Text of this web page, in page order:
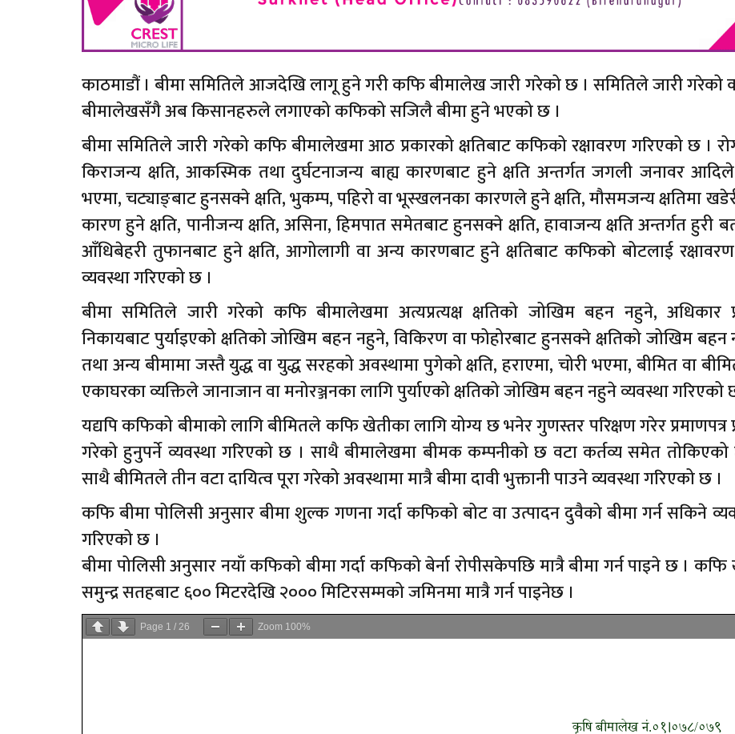
काठमाडौं । बीमा समितिले आजदेखि लागू हुने गरी कफि बीमालेख जारी गरेको छ । समितिले जारी गरेको
बीमालेखसँगै अब किसानहरुले लगाएको कफिको सजिलै बीमा हुने भएको छ ।
बीमा समितिले जारी गरेको कफि बीमालेखमा आठ प्रकारको क्षतिबाट कफिको रक्षावरण गरिएको छ ।
किराजन्य क्षति, आकस्मिक तथा दुर्घटनाजन्य बाह्य कारणबाट हुने क्षति अन्तर्गत जगली जनावर आदिले
भएमा, चट्याङ्बाट हुनसक्ने क्षति, भुकम्प, पहिरो वा भूस्खलनका कारणले हुने क्षति, मौसमजन्य क्षतिमा
कारण हुने क्षति, पानीजन्य क्षति, असिना, हिमपात समेतबाट हुनसक्ने क्षति, हावाजन्य क्षति अन्तर्गत हुरी
आँधिबेहरी तुफानबाट हुने क्षति, आगोलागी वा अन्य कारणबाट हुने क्षतिबाट कफिको बोटलाई रक्षावरण
व्यवस्था गरिएको छ ।
बीमा समितिले जारी गरेको कफि बीमालेखमा अत्यप्रत्यक्ष क्षतिको जोखिम बहन नहुने, अधिकार
निकायबाट पुर्याइएको क्षतिको जोखिम बहन नहुने, विकिरण वा फोहोरबाट हुनसक्ने क्षतिको जोखिम
तथा अन्य बीमामा जस्तै युद्ध वा युद्ध सरहको अवस्थामा पुगेको क्षति, हराएमा, चोरी भएमा, बीमित वा
एकाघरका व्यक्तिले जानाजान वा मनोरञ्जनका लागि पुर्याएको क्षतिको जोखिम बहन नहुने व्यवस्था गरिएको
यद्यपि कफिको बीमाको लागि बीमितले कफि खेतीका लागि योग्य छ भनेर गुणस्तर परिक्षण गरेर प्रमाणपत्र
गरेको हुनुपर्ने व्यवस्था गरिएको छ । साथै बीमालेखमा बीमक कम्पनीको छ वटा कर्तव्य समेत
साथै बीमितले तीन वटा दायित्व पूरा गरेको अवस्थामा मात्रै बीमा दावी भुक्तानी पाउने व्यवस्था गरिएको छ ।
कफि बीमा पोलिसी अनुसार बीमा शुल्क गणना गर्दा कफिको बोट वा उत्पादन दुवैको बीमा गर्न सकिने
गरिएको छ ।
बीमा पोलिसी अनुसार नयाँ कफिको बीमा गर्दा कफिको बेर्ना रोपीसकेपछि मात्रै बीमा गर्न पाइने छ ।
समुन्द्र सतहबाट ६०० मिटरदेखि २००० मिटिरसम्मको जमिनमा मात्रै गर्न पाइनेछ ।
Page 1 / 26 Zoom 100%